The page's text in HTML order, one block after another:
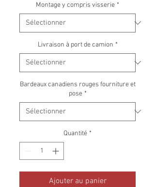
Montage y compris visserie *
Livraison à port de camion *
Bardeaux canadiens rouges fourniture et
pose *
Quantité *
Ajouter au panier